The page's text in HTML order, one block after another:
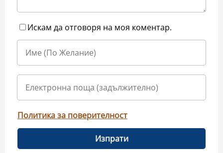
Искам да отговоря на моя коментар.
Политика за поверителност
Изпрати